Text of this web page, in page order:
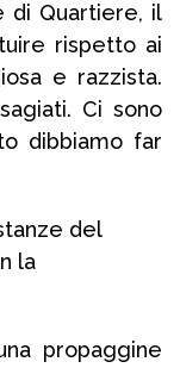
di Quartiere, il
rispetto ai
e razzista.
Ci sono
dibbiamo far
del
la
propaggine